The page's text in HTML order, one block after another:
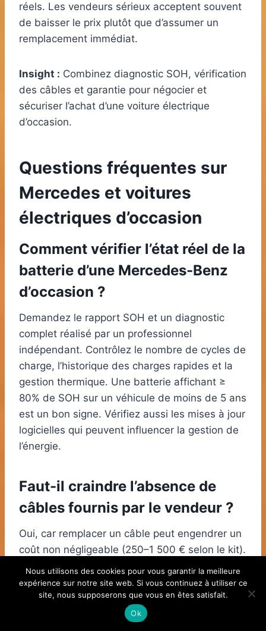
réels. Les vendeurs sérieux acceptent souvent
de baisser le prix plutôt que d’assumer un
remplacement immédiat.
Insight : Combinez diagnostic SOH, vérification
des câbles et garantie pour négocier et
sécuriser l’achat d’une voiture électrique
d’occasion.
Questions fréquentes sur
Mercedes et voitures
électriques d’occasion
Comment vérifier l’état réel de la
batterie d’une Mercedes-Benz
d’occasion ?
Demandez le rapport SOH et un diagnostic
complet réalisé par un professionnel
indépendant. Contrôlez le nombre de cycles de
charge, l’historique des charges rapides et la
gestion thermique. Une batterie affichant ≥
80% de SOH sur un véhicule de moins de 5 ans
est un bon signe. Vérifiez aussi les mises à jour
logicielles qui peuvent influencer la gestion de
l’énergie.
Faut-il craindre l’absence de
câbles fournis par le vendeur ?
Oui, car remplacer un câble peut engendrer un
coût non négligeable (250–1 500 € selon le kit).
Assurez-vous de la présence d’au moins un
câble domestique compatible et vérifiez le type
de prise (Type 2, prise domestique EF, etc.).
Négociez le prix si des accessoires manquent.
Nous utilisons des cookies pour vous garantir la meilleure
expérience sur notre site web. Si vous continuez à utiliser ce
site, nous supposerons que vous en êtes satisfait.
Ok